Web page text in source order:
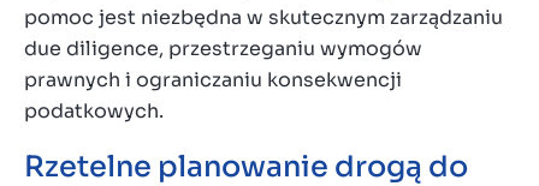
pomoc jest niezbędna w skutecznym zarządzaniu
due diligence, przestrzeganiu wymogów
prawnych i ograniczaniu konsekwencji
podatkowych.
Rzetelne planowanie drogą do